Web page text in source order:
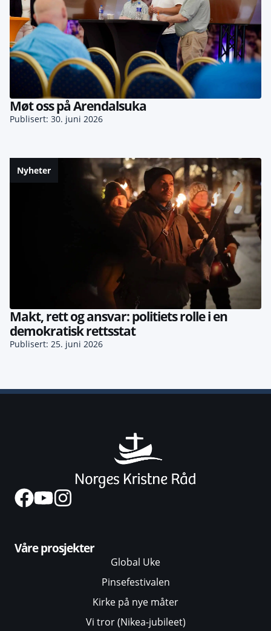
Møt oss på Arendalsuka
Publisert: 30. juni 2026
Nyheter
Makt, rett og ansvar: politiets rolle i en
demokratisk rettsstat
Publisert: 25. juni 2026
Våre prosjekter
Global Uke
Pinsefestivalen
Kirke på nye måter
Vi tror (Nikea-jubileet)